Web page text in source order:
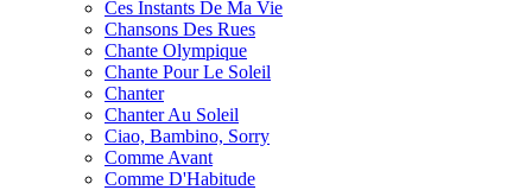
Ces Instants De Ma Vie
Chansons Des Rues
Chante Olympique
Chante Pour Le Soleil
Chanter
Chanter Au Soleil
Ciao, Bambino, Sorry
Comme Avant
Comme D'Habitude